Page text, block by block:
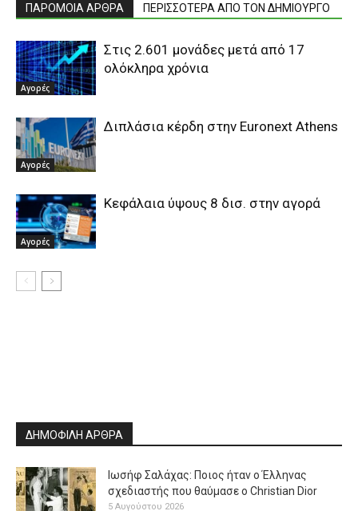
ΠΑΡΟΜΟΙΑ ΑΡΘΡΑ ΠΕΡΙΣΣΟΤΕΡΑ ΑΠΟ ΤΟΝ ΔΗΜΙΟΥΡΓΟ
Αγορές
Στις 2.601 μονάδες μετά από 17
ολόκληρα χρόνια
Αγορές
Διπλάσια κέρδη στην Euronext Athens
Αγορές
Κεφάλαια ύψους 8 δισ. στην αγορά
ΔΗΜΟΦΙΛΗ ΑΡΘΡΑ
Ιωσήφ Σαλάχας: Ποιος ήταν ο Έλληνας
σχεδιαστής που θαύμασε ο Christian Dior
5 Αυγούστου 2026